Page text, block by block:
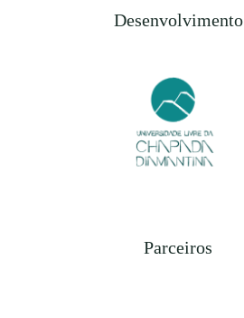
Desenvolvimento
Parceiros